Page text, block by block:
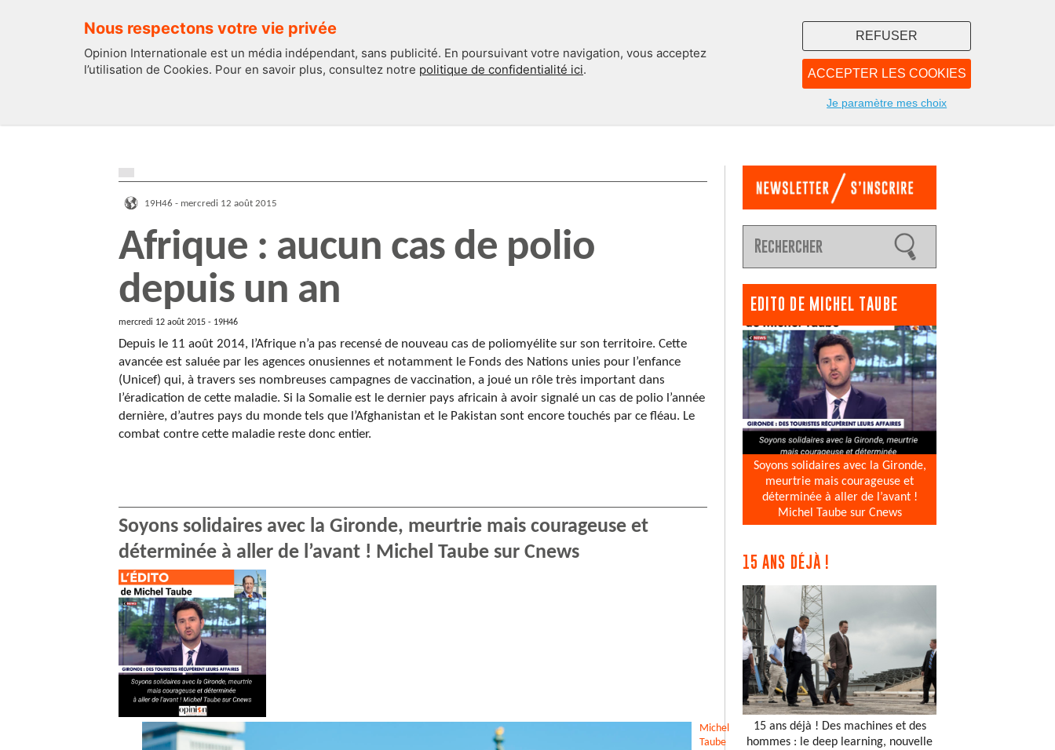
Nous respectons votre vie privée
Opinion Internationale est un média indépendant, sans publicité. En poursuivant votre navigation, vous acceptez
l’utilisation de Cookies. Pour en savoir plus, consultez notre politique de confidentialité ici. ACCEPTER LES COOKIES
REFUSER
Je paramètre mes choix
NOUS
19H46 - mercredi 12 août 2015
Afrique : aucun cas de polio
depuis un an
mercredi 12 août 2015 - 19H46
Depuis le 11 août 2014, l’Afrique n’a pas recensé de nouveau cas de poliomyélite sur son territoire. Cette
avancée est saluée par les agences onusiennes et notamment le Fonds des Nations unies pour l’enfance
(Unicef) qui, à travers ses nombreuses campagnes de vaccination, a joué un rôle très important dans
l’éradication de cette maladie. Si la Somalie est le dernier pays africain à avoir signalé un cas de polio l’année
dernière, d’autres pays du monde tels que l’Afghanistan et le Pakistan sont encore touchés par ce fléau. Le
combat contre cette maladie reste donc entier.
Soyons solidaires avec la Gironde, meurtrie mais courageuse et
déterminée à aller de l’avant ! Michel Taube sur Cnews
Michel
Taube
EDITO DE MICHEL TAUBE
Soyons solidaires avec la Gironde,
meurtrie mais courageuse et
déterminée à aller de l’avant !
Michel Taube sur Cnews
15 ANS DÉJÀ !
15 ans déjà ! Des machines et des
hommes : le deep learning, nouvelle